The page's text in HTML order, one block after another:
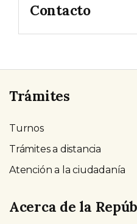
Contacto
Trámites
Turnos
Trámites a distancia
Atención a la ciudadanía
Acerca de la